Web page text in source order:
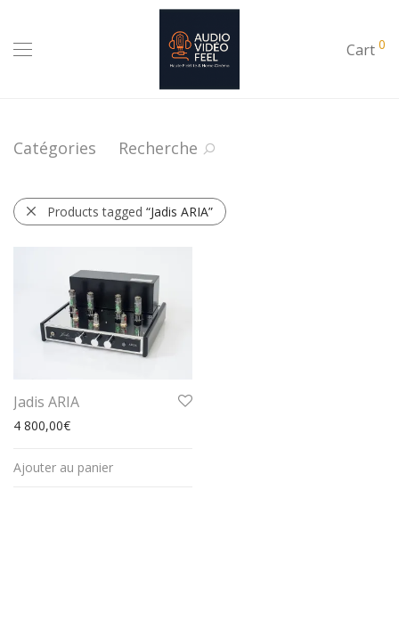
Cart 0
Catégories Recherche
Products tagged “Jadis ARIA”
Jadis ARIA
4 800,00€
Ajouter au panier